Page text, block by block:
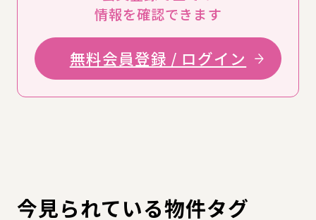
情報を確認できます
無料会員登録 / ログイン
今見られている物件タグ